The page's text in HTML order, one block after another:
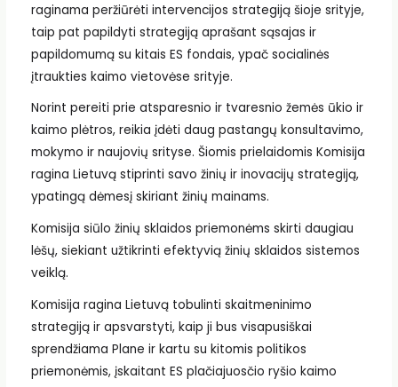
raginama peržiūrėti intervencijos strategiją šioje srityje,
taip pat papildyti strategiją aprašant sąsajas ir
papildomumą su kitais ES fondais, ypač socialinės
įtraukties kaimo vietovėse srityje.
Norint pereiti prie atsparesnio ir tvaresnio žemės ūkio ir
kaimo plėtros, reikia įdėti daug pastangų konsultavimo,
mokymo ir naujovių srityse. Šiomis prielaidomis Komisija
ragina Lietuvą stiprinti savo žinių ir inovacijų strategiją,
ypatingą dėmesį skiriant žinių mainams.
Komisija siūlo žinių sklaidos priemonėms skirti daugiau
lėšų, siekiant užtikrinti efektyvią žinių sklaidos sistemos
veiklą.
Komisija ragina Lietuvą tobulinti skaitmeninimo
strategiją ir apsvarstyti, kaip ji bus visapusiškai
sprendžiama Plane ir kartu su kitomis politikos
priemonėmis, įskaitant ES plačiajuosčio ryšio kaimo